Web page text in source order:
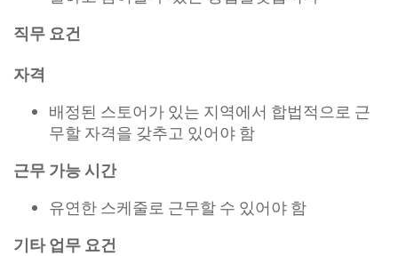
직무 요건
자격
배정된 스토어가 있는 지역에서 합법적으로 근
무할 자격을 갖추고 있어야 함
근무 가능 시간
유연한 스케줄로 근무할 수 있어야 함
기타 업무 요건